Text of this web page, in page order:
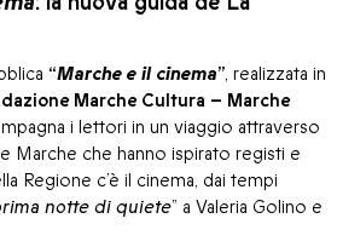
“Marche e il cinema”, realizzata in
Marche Cultura – Marche
i lettori in un viaggio attraverso
Marche che hanno ispirato registi e
Regione c’è il cinema, dai tempi
notte di quiete” a Valeria Golino e